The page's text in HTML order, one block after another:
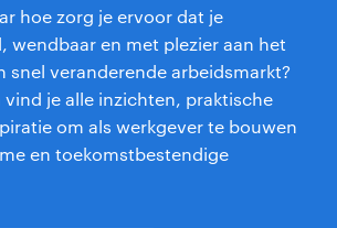
over randstad
hoe zorg je ervoor dat je
wendbaar en met plezier aan het
snel veranderende arbeidsmarkt?
vind je alle inzichten, praktische
om als werkgever te bouwen
en toekomstbestendige